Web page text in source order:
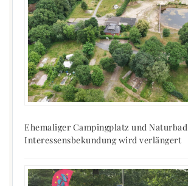
Ehemaliger Campingplatz und
Interessensbekundung wird verlängert